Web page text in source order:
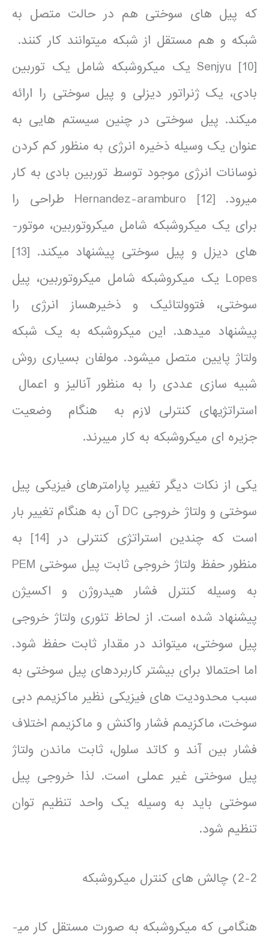
که پیل های سوختی هم در حالت متصل به
شبکه و هم مستقل از شبکه می­توانند کار کنند.
[10] Senjyu یک میکروشبکه شامل یک توربین
بادی، یک ژنراتور دیزلی و پیل سوختی را ارائه
می­کند. پیل سوختی در چنین سیستم هایی به
عنوان یک وسیله ذخیره انرژی به منظور کم کردن
نوسانات انرژی موجود توسط توربین بادی به کار
می­رود. [12] Hernandez-aramburo طراحی را
برای یک میکروشبکه شامل میکروتوربین، موتور­
های دیزل و پیل سوختی پیشنهاد می­کند. [13]
Lopes یک میکروشبکه شامل میکروتوربین، پیل
سوختی، فتوولتائیک و ذخیره­ساز انرژی را
پیشنهاد می­دهد. این میکروشبکه به یک شبکه
ولتاژ پایین متصل می­شود. مولفان بسیاری روش
شبیه سازی عددی را به منظور آنالیز و اعمال
استراتژی­های کنترلی لازم به هنگام وضعیت
جزیره ای میکروشبکه به کار می­برند.
یکی از نکات دیگر تغییر پارامترهای فیزیکی پیل
سوختی و ولتاژ خروجی DC آن به هنگام تغییر بار
است که چندین استراتژی کنترلی در [14] به
منظور حفظ ولتاژ خروجی ثابت پیل سوختی PEM
به وسیله کنترل فشار هیدروژن و اکسیژن
پیشنهاد شده است. از لحاظ تئوری ولتاژ خروجی
پیل سوختی، می­تواند در مقدار ثابت حفظ شود.
اما احتمالا برای بیشتر کاربردهای پیل سوختی به
سبب محدودیت های فیزیکی نظیر ماکزیمم دبی
سوخت، ماکزیمم فشار واکنش و ماکزیمم اختلاف
فشار بین آند و کاتد سلول، ثابت ماندن ولتاژ
پیل سوختی غیر عملی است. لذا خروجی پیل
سوختی باید به وسیله یک واحد تنظیم توان
تنظیم شود.
2-2) چالش های کنترل میکروشبکه
هنگامی که میکروشبکه به صورت مستقل کار می­